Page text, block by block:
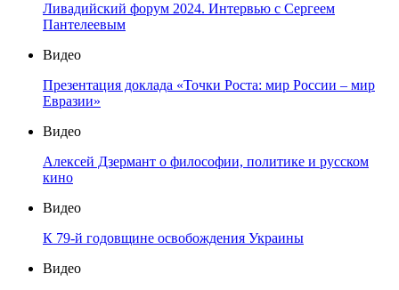
Ливадийский форум 2024. Интервью с Сергеем
Пантелеевым
Видео
Презентация доклада «Точки Роста: мир России – мир
Евразии»
Видео
Алексей Дзермант о философии, политике и русском
кино
Видео
К 79-й годовщине освобождения Украины
Видео